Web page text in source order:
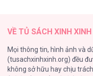
95
Búp Măng Hư Và
VỀ TỦ SÁCH XINH XINH
Mọi thông tin, hình ảnh và
(tusachxinhxinh.org) đều
không sở hữu hay chịu